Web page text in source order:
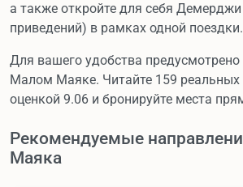
а также откройте для себя
приведений) в рамках одной поездки.
Для вашего удобства предусмотрено
Малом Маяке. Читайте 159 реальных
оценкой 9.06 и бронируйте места
Рекомендуемые
Маяка